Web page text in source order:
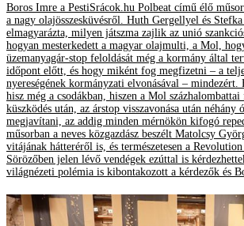
Boros Imre a PestiSrácok.hu Polbeat című élő
a nagy olajösszesküvésről. Huth Gergellyel és
elmagyarázta, milyen játszma zajlik az unió
hogyan mesterkedett a magyar olajmulti, a Mol,
üzemanyagár-stop feloldását még a kormány által
időpont előtt, és hogy miként fog megfizetni – a
nyereségének kormányzati elvonásával –
hisz még a csodákban, hiszen a Mol
küszködés után, az árstop visszavonása után néhány
megjavítani, az addig minden mérnökön kifogó
műsorban a neves közgazdász beszélt Matolcsy
vitájának hátteréről is, és természetesen a Revolution
Sörözőben jelen lévő vendégek ezúttal is
világnézeti polémia is kibontakozott a kérdezők és